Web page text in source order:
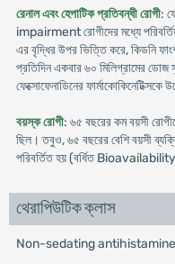
রেনাল এবং হেপাটিক প্রতিবন্ধী রোগী:
impairment রোগীদের মধ্যে
এর বৃদ্ধির উপর ভিত্তি করে, কিডনি
প্রতিদিন একবার ৬০ মিলিগ্রামের ডোজ
ফেক্সোফেনাডিনের
বয়স্ক রোগী: ৬৫ বছরের কম বয়সী
ছিল। তবুও, ৬৫ বছরের বেশি বয়সী
পরিবর্তিত হয় (বর্ধিত
থেরাপিউটিক ক্লাস
Non-sedating